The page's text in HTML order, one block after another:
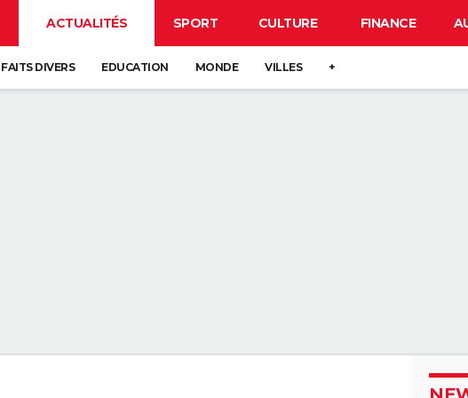
ACTUALITÉS SPORT CULTURE FINANCE
FAITS DIVERS EDUCATION MONDE VILLES +